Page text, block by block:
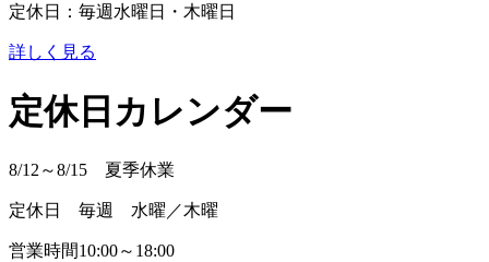
定休日：毎週水曜日・木曜日
詳しく見る
定休日カレンダー
8/12～8/15 夏季休業
定休日 毎週 水曜／木曜
営業時間10:00～18:00